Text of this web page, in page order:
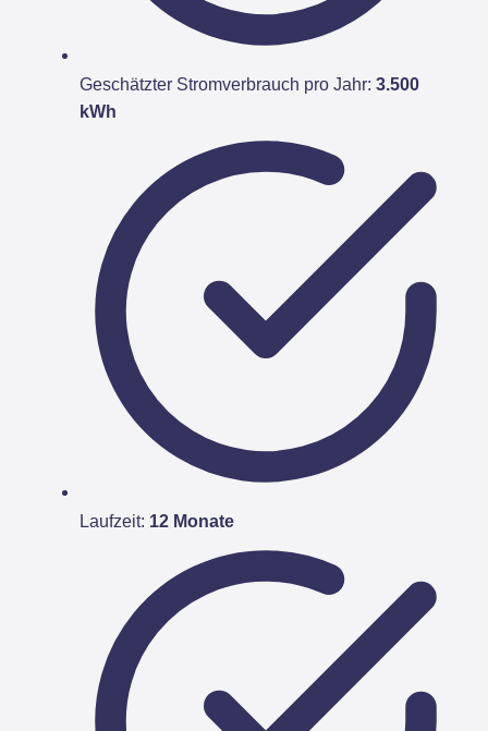
Geschätzter Stromverbrauch pro Jahr: 3.500
kWh
Laufzeit: 12 Monate